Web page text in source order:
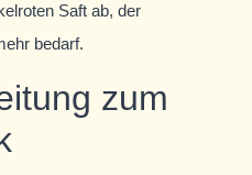
Saft ab, der
bedarf.
zum